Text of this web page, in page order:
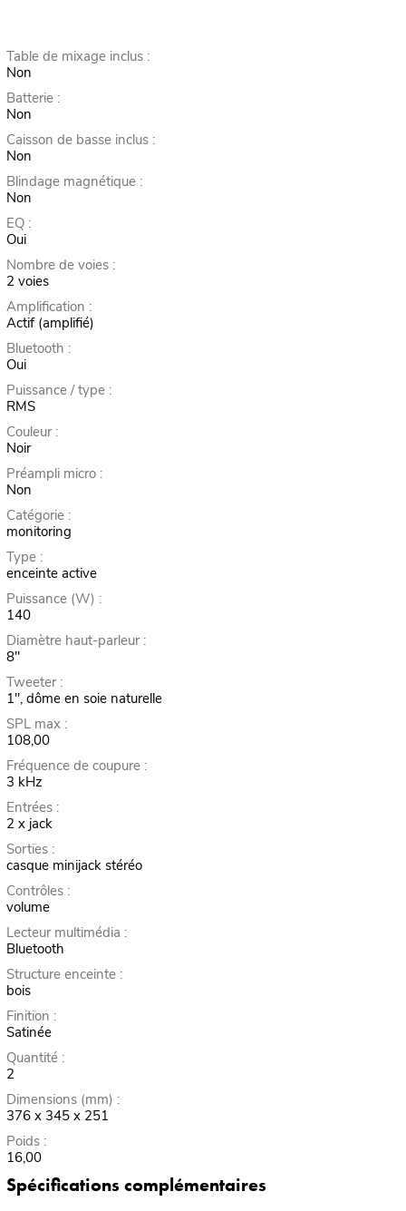
Table de mixage inclus :
Non
Batterie :
Non
Caisson de basse inclus :
Non
Blindage magnétique :
Non
EQ :
Oui
Nombre de voies :
2 voies
Amplification :
Actif (amplifié)
Bluetooth :
Oui
Puissance / type :
RMS
Couleur :
Noir
Préampli micro :
Non
Catégorie :
monitoring
Type :
enceinte active
Puissance (W) :
140
Diamètre haut-parleur :
8"
Tweeter :
1", dôme en soie naturelle
SPL max :
108,00
Fréquence de coupure :
3 kHz
Entrées :
2 x jack
Sorties :
casque minijack stéréo
Contrôles :
volume
Lecteur multimédia :
Bluetooth
Structure enceinte :
bois
Finition :
Satinée
Quantité :
2
Dimensions (mm) :
376 x 345 x 251
Poids :
16,00
Spécifications complémentaires